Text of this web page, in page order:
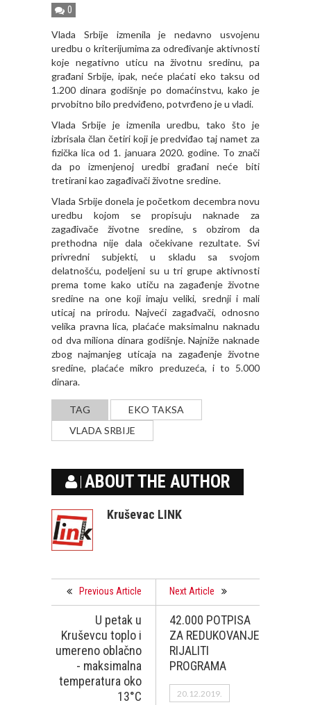
0
Vlada Srbije izmenila je nedavno usvojenu
uredbu o kriterijumima za određivanje aktivnosti
koje negativno uticu na životnu sredinu, pa
građani Srbije, ipak, neće plaćati eko taksu od
1.200 dinara godišnje po domaćinstvu, kako je
prvobitno bilo predviđeno, potvrđeno je u vladi.
Vlada Srbije je izmenila uredbu, tako što je
izbrisala član četiri koji je predviđao taj namet za
fizička lica od 1. januara 2020. godine. To znači
da po izmenjenoj uredbi građani neće biti
tretirani kao zagađivači životne sredine.
Vlada Srbije donela je početkom decembra novu
uredbu kojom se propisuju naknade za
zagađivače životne sredine, s obzirom da
prethodna nije dala očekivane rezultate. Svi
privredni subjekti, u skladu sa svojom
delatnošću, podeljeni su u tri grupe aktivnosti
prema tome kako utiču na zagađenje životne
sredine na one koji imaju veliki, srednji i mali
uticaj na prirodu. Najveći zagađvači, odnosno
velika pravna lica, plaćaće maksimalnu naknadu
od dva miliona dinara godišnje. Najniže naknade
zbog najmanjeg uticaja na zagađenje životne
sredine, plaćaće mikro preduzeća, i to 5.000
dinara.
TAG
EKO TAKSA
VLADA SRBIJE
ABOUT THE AUTHOR
Kruševac LINK
Previous Article
U petak u
Kruševcu toplo i
umereno oblačno
- maksimalna
temperatura oko
13°C
Next Article
42.000 POTPISA
ZA REDUKOVANJE
RIJALITI
PROGRAMA
20.12.2019.